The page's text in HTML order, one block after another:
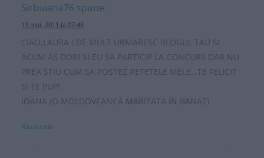
Sirbuiana76 spune:
13 mai, 2011 la 07:48
CIAO,LAURA ! DE MULT URMARESC BLOGUL TAU SI
ACUM AS DORI SI EU SA PARTICIP LA CONCURS DAR NU
PREA STIU CUM SA POSTEZ RETETELE MELE…TE FELICIT
SI TE PUP!
IOANA (O MOLDOVEANCA MARITATA IN BANAT)
Răspunde